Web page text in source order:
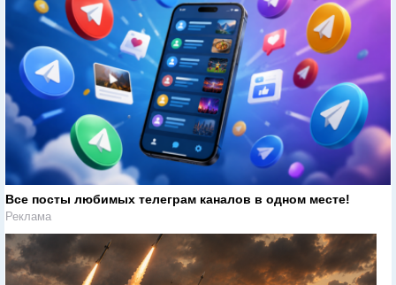
Все посты любимых телеграм каналов в одном месте!
Реклама